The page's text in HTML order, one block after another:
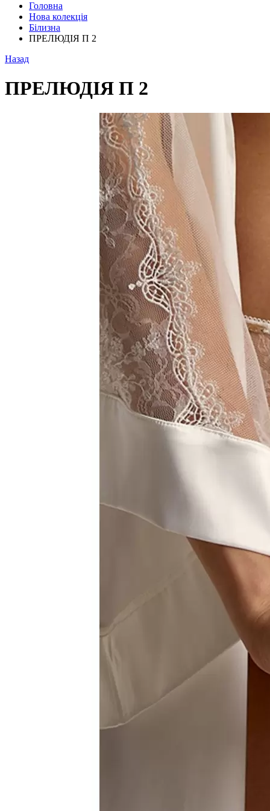
Головна
Нова колекція
Білизна
ПРЕЛЮДІЯ П 2
Назад
ПРЕЛЮДІЯ П 2